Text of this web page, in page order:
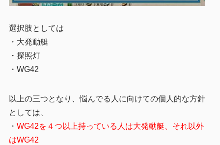
選択肢としては
・大発動艇
・探照灯
・WG42
以上の三つとなり、悩んでる人に向けての個人的な方針
としては、
・ WG42を４つ以上持っている人は大発動艇、それ以外
はWG42